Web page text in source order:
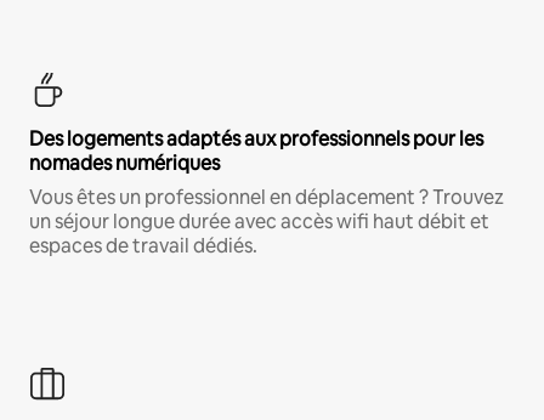
Des logements adaptés aux professionnels pour les
nomades numériques
Vous êtes un professionnel en déplacement ? Trouvez
un séjour longue durée avec accès wifi haut débit et
espaces de travail dédiés.